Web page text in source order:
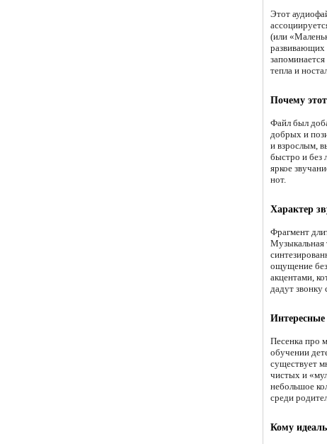
Этот
(или
развивающих
тепла и
Почему
Файл был
добрых и
и взрослым,
быстро и без
яркое
нот.
Характер
Фрагмент
Музыкальная
ощущение
акцентами,
дадут
Песенка про
обучении
существует
чистых и
небольшое
среди
Кому